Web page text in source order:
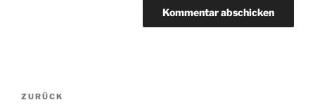
Beitragsnavigation
Vorheriger
ZURÜCK